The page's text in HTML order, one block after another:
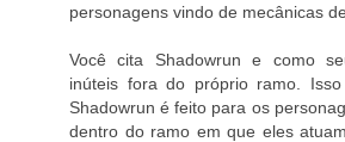
personagens vindo de mecânicas
Você cita Shadowrun e como
inúteis fora do próprio ramo.
Shadowrun é feito para os
dentro do ramo em que eles